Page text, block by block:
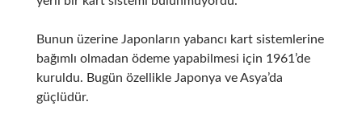
Bunun üzerine Japonların yabancı kart sistemlerine
bağımlı olmadan ödeme yapabilmesi için 1961’de
kuruldu. Bugün özellikle Japonya ve Asya’da
güçlüdür.